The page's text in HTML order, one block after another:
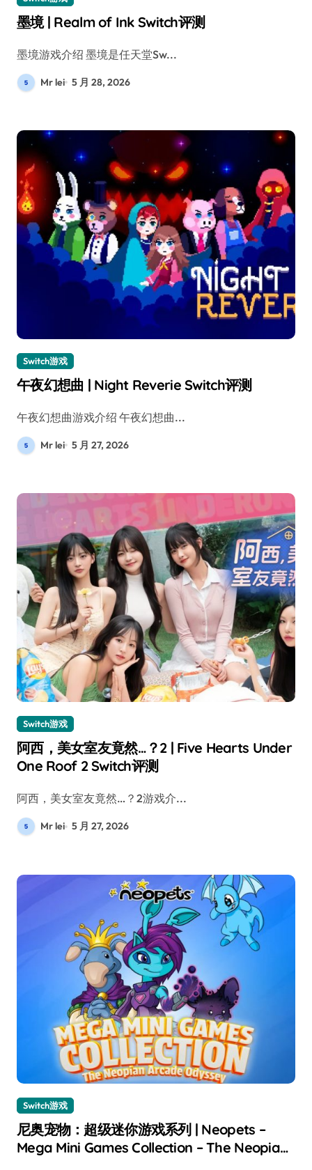
墨境 | Realm of Ink Switch评测
墨境游戏介绍 墨境是任天堂Sw...
Mr lei 5 月 28, 2026
Switch游戏
午夜幻想曲 | Night Reverie Switch评测
午夜幻想曲游戏介绍 午夜幻想曲...
Mr lei 5 月 27, 2026
Switch游戏
阿西，美女室友竟然…？2 | Five Hearts Under
One Roof 2 Switch评测
阿西，美女室友竟然…？2游戏介...
Mr lei 5 月 27, 2026
Switch游戏
尼奥宠物：超级迷你游戏系列 | Neopets –
Mega Mini Games Collection – The Neopian